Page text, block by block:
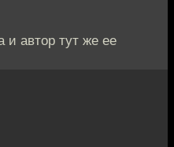
автор тут же ее